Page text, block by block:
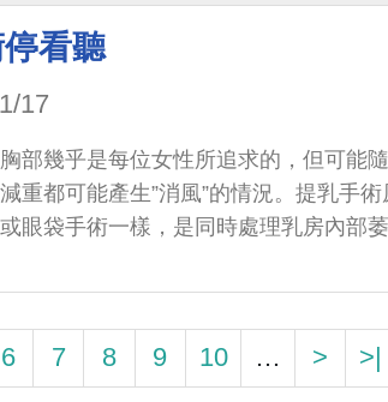
看聽
17
部幾乎是每位女性所追求的，但可能
重都可能產生”消風”的情況。提乳手
眼袋手術一樣，是同時處理乳房內部
或者移除多餘組織併同步塑形的手術...
6 7 8 9 10 … > >|